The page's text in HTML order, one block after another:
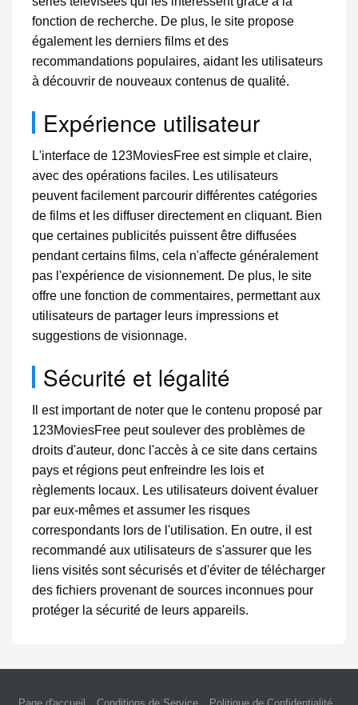
fonction de recherche. De plus, le site propose
également les derniers films et des
recommandations populaires, aidant les utilisateurs
à découvrir de nouveaux contenus de qualité.
Expérience utilisateur
L'interface de 123MoviesFree est simple et claire,
avec des opérations faciles. Les utilisateurs
peuvent facilement parcourir différentes catégories
de films et les diffuser directement en cliquant. Bien
que certaines publicités puissent être diffusées
pendant certains films, cela n'affecte généralement
pas l'expérience de visionnement. De plus, le site
offre une fonction de commentaires, permettant aux
utilisateurs de partager leurs impressions et
suggestions de visionnage.
Sécurité et légalité
Il est important de noter que le contenu proposé par
123MoviesFree peut soulever des problèmes de
droits d'auteur, donc l'accès à ce site dans certains
pays et régions peut enfreindre les lois et
règlements locaux. Les utilisateurs doivent évaluer
par eux-mêmes et assumer les risques
correspondants lors de l'utilisation. En outre, il est
recommandé aux utilisateurs de s'assurer que les
liens visités sont sécurisés et d'éviter de télécharger
des fichiers provenant de sources inconnues pour
protéger la sécurité de leurs appareils.